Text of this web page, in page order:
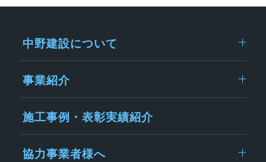
中野建設について
事業紹介
施工事例・表彰実績紹介
協力事業者様へ